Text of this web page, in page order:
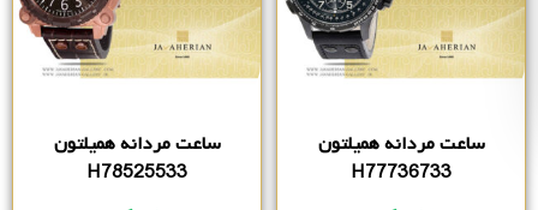
ساعت مردانه همیلتون
H77736733
ساعت مردانه همیلتون
H78525533